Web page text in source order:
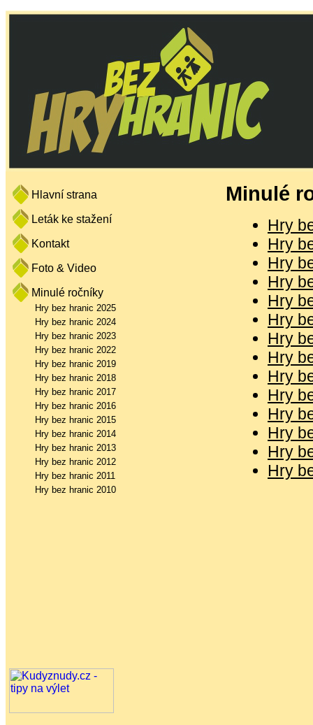
Hlavní strana
Leták ke stažení
Kontakt
Foto & Video
Minulé ročníky
Hry bez hranic 2025
Hry bez hranic 2024
Hry bez hranic 2023
Hry bez hranic 2022
Hry bez hranic 2019
Hry bez hranic 2018
Hry bez hranic 2017
Hry bez hranic 2016
Hry bez hranic 2015
Hry bez hranic 2014
Hry bez hranic 2013
Hry bez hranic 2012
Hry bez hranic 2011
Hry bez hranic 2010
Minulé
Hry
Hry
Hry
Hry
Hry
Hry
Hry
Hry
Hry
Hry
Hry
Hry
Hry
Hry